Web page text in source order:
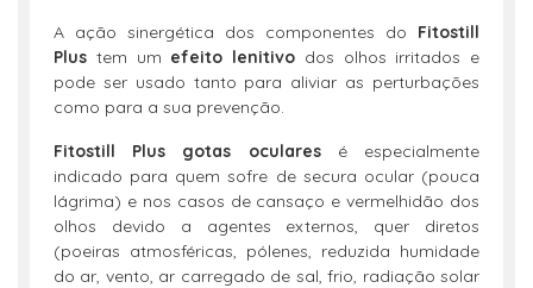
A ação sinergética dos componentes do Fitostill
Plus tem um efeito lenitivo dos olhos irritados e
pode ser usado tanto para aliviar as perturbações
como para a sua prevenção.
Fitostill Plus gotas ocularesé especialmente
indicado para quem sofre de secura ocular (pouca
lágrima) e nos casos de cansaço e vermelhidão dos
olhos devido a agentes externos, quer diretos
(poeiras atmosféricas, pólenes, reduzida humidade
do ar, vento, ar carregado de sal, frio, radiação solar